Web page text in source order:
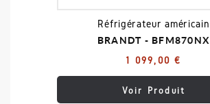
Réfrigérateur américain
BRANDT - BFM870NX
1 099,00 €
Voir Produit